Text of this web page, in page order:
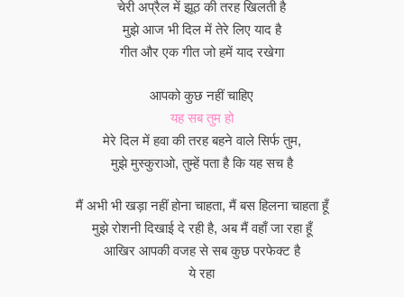
चेरी अप्रैल में झूठ की तरह खिलती है
मुझे आज भी दिल में तेरे लिए याद है
गीत और एक गीत जो हमें याद रखेगा
आपको कुछ नहीं चाहिए
यह सब तुम हो
मेरे दिल में हवा की तरह बहने वाले सिर्फ तुम,
मुझे मुस्कुराओ, तुम्हें पता है कि यह सच है
मैं अभी भी खड़ा नहीं होना चाहता, मैं बस हिलना चाहता हूँ
मुझे रोशनी दिखाई दे रही है, अब मैं वहाँ जा रहा हूँ
आखिर आपकी वजह से सब कुछ परफेक्ट है
ये रहा